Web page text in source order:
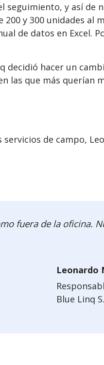
y así de
y 300 unidades al
de datos en Excel.
decidió hacer un
las que más querían
de campo,
fuera de la oficina.
Leonardo
Blue Linq